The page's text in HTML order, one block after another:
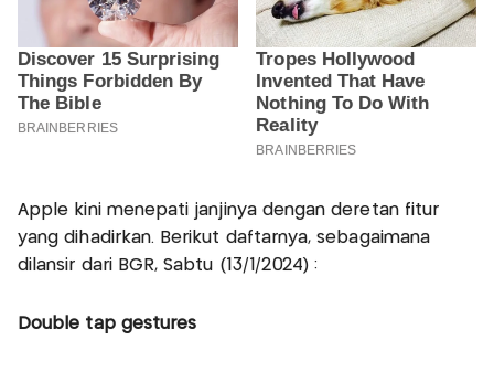
Apple kini menepati janjinya dengan deretan fitur
yang dihadirkan. Berikut daftarnya, sebagaimana
dilansir dari BGR, Sabtu (13/1/2024) :
Double tap gestures